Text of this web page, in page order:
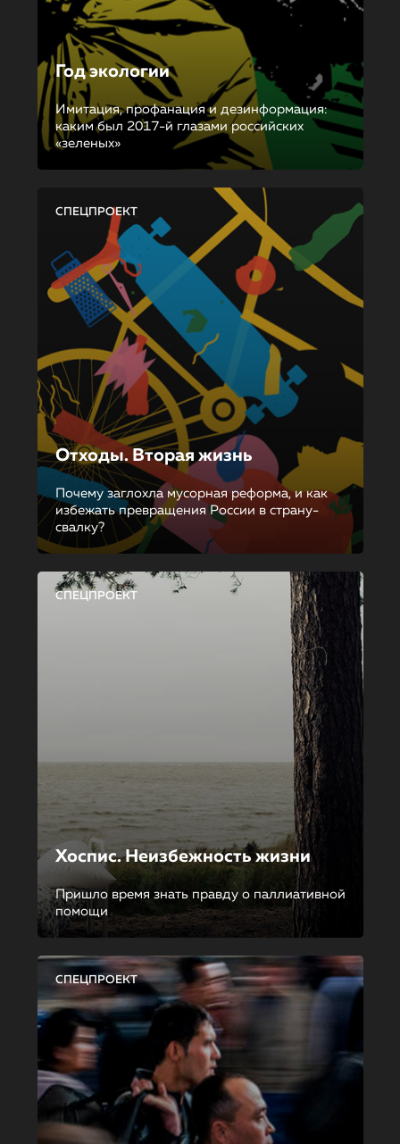
Год экологии
Имитация, профанация и дезинформация:
каким был 2017-й глазами российских
«зеленых»
СПЕЦПРОЕКТ
Отходы. Вторая жизнь
Почему заглохла мусорная реформа, и как
избежать превращения России в страну-
свалку?
СПЕЦПРОЕКТ
Хоспис. Неизбежность жизни
Пришло время знать правду о паллиативной
помощи
СПЕЦПРОЕКТ